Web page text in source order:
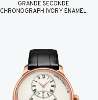
GRANDE SECONDE
CHRONOGRAPH IVORY ENAMEL